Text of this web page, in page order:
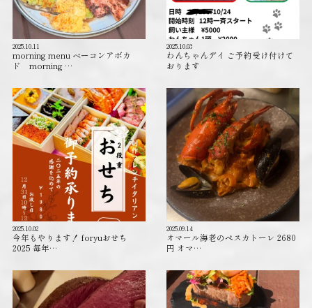
2025.10.11
morning menu ベーコンアボカ
ド morning …
2025.10.03
わんちゃんデイ ご予約受け付けて
おります️
2025.10.02
今年もやります！ foryuおせち
2025 毎年…
2025.09.14
オマール海老のペスカトーレ 2680
円 オマ…